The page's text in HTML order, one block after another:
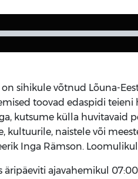
sihikule võtnud Lõuna-
toovad edaspidi
kutsume külla
kultuurile, naistele või
Inga Rämson.
ajavahemikul